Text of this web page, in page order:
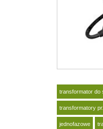
transformator do
transformatory
jednofazowe